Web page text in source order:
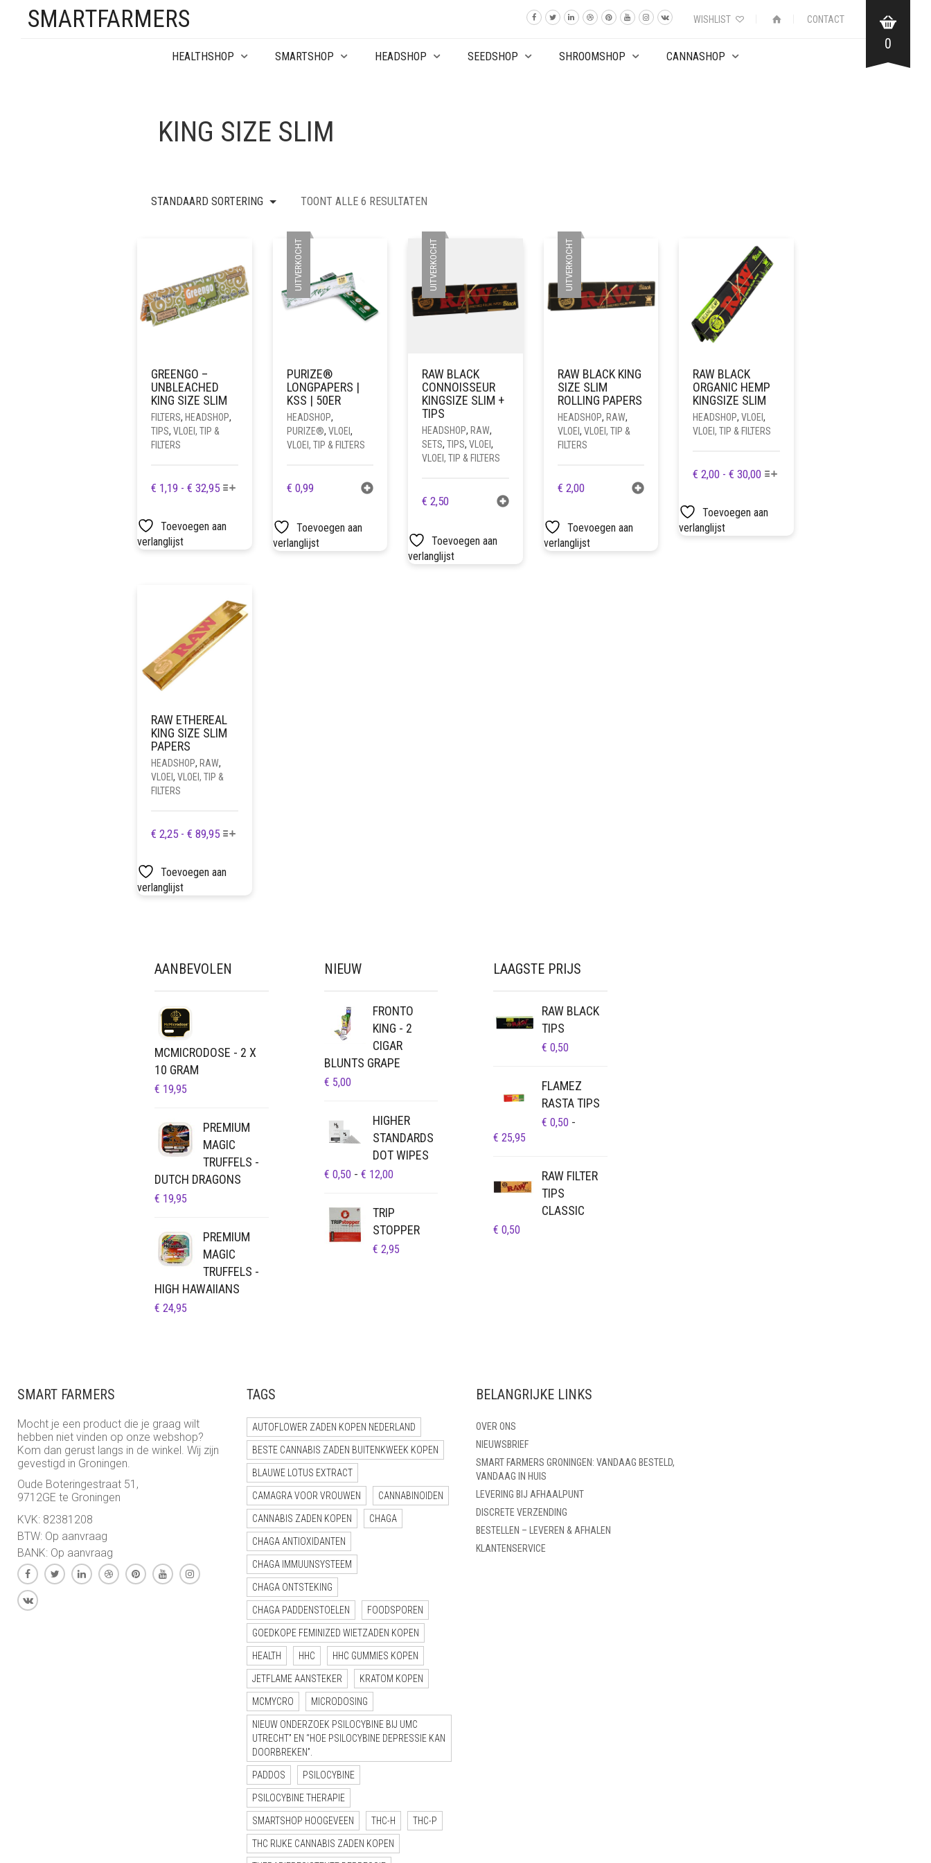
SMARTFARMERS WISHLIST CONTACT
0
HEALTHSHOP SMARTSHOP HEADSHOP SEEDSHOP SHROOMSHOP CANNASHOP
KING SIZE SLIM
STANDAARD SORTERING TOONT ALLE 6 RESULTATEN
GREENGO –
UNBLEACHED
KING SIZE SLIM
FILTERS, HEADSHOP,
TIPS, VLOEI, TIP &
FILTERS
€ 1,19 - € 32,95PRIJSKLASSE:
DIT
MEERDERE
VARIATIES.
GEKOZEN
WORDEN
OP
Toevoegen aan
verlanglijst
UITVERKOCHT
PURIZE®
LONGPAPERS |
KSS | 50ER
HEADSHOP,
PURIZE®, VLOEI,
VLOEI, TIP & FILTERS
€ 0,99
Toevoegen aan
verlanglijst
UITVERKOCHT
RAW BLACK
CONNOISSEUR
KINGSIZE SLIM +
TIPS
HEADSHOP,RAW,
SETS,TIPS,VLOEI,
VLOEI, TIP & FILTERS
€ 2,50
Toevoegen aan
verlanglijst
UITVERKOCHT
RAW BLACK KING
SIZE SLIM
ROLLING PAPERS
HEADSHOP, RAW,
VLOEI, VLOEI, TIP &
FILTERS
€ 2,00
Toevoegen aan
verlanglijst
RAW BLACK
ORGANIC HEMP
KINGSIZE SLIM
HEADSHOP,VLOEI,
VLOEI, TIP & FILTERS
€ 2,00 - € 30,00PRIJSKLASSE:
DIT
MEERDERE
VARIATIES.
Toevoegen aan
verlanglijst
RAW ETHEREAL
KING SIZE SLIM
PAPERS
HEADSHOP, RAW,
VLOEI , VLOEI, TIP &
FILTERS
€ 2,25 - € 89,95PRIJSKLASSE:
TOT
DIT
MEERDERE
VARIATIES.
WORDEN
Toevoegen aan
verlanglijst
AANBEVOLEN
MCMICRODOSE - 2 X
10 GRAM
€ 19,95
PREMIUM
MAGIC
TRUFFELS -
DUTCH DRAGONS
€ 19,95
PREMIUM
MAGIC
TRUFFELS -
HIGH HAWAIIANS
€ 24,95
NIEUW
FRONTO
KING - 2
CIGAR
BLUNTS GRAPE
€ 5,00
HIGHER
STANDARDS
DOT WIPES
€ 0,50 - € 12,00PRIJSKLASSE:
TRIP
STOPPER
€ 2,95
LAAGSTE PRIJS
RAW BLACK
TIPS
€ 0,50
FLAMEZ
RASTA TIPS
€ 0,50 -
€ 25,95
€ 25,95RAW FILTER
TIPS
CLASSIC
€ 0,50
SMART FARMERS
Mocht je een product die je graag wilt
hebben niet vinden op onze webshop?
Kom dan gerust langs in de winkel. Wij zijn
gevestigd in Groningen.
Oude Boteringestraat 51,
9712GE te Groningen
KVK: 82381208
BTW: Op aanvraag
BANK: Op aanvraag
TAGS
AUTOFLOWER ZADEN KOPEN NEDERLAND
BESTE CANNABIS ZADEN BUITENKWEEK KOPEN
BLAUWE LOTUS EXTRACT
CAMAGRA VOOR VROUWEN CANNABINOIDEN
CANNABIS ZADEN KOPEN CHAGA
CHAGA ANTIOXIDANTEN
CHAGA IMMUUNSYSTEEM
CHAGA ONTSTEKING
CHAGA PADDENSTOELEN FOODSPOREN
GOEDKOPE FEMINIZED WIETZADEN KOPEN
HEALTH HHC HHC GUMMIES KOPEN
JETFLAME AANSTEKER KRATOM KOPEN
MCMYCRO MICRODOSING
NIEUW ONDERZOEK PSILOCYBINE BIJ UMC
UTRECHT” EN “HOE PSILOCYBINE DEPRESSIE KAN
DOORBREKEN”.
PADDOS PSILOCYBINE
PSILOCYBINE THERAPIE
SMARTSHOP HOOGEVEEN THC-H THC-P
THC RIJKE CANNABIS ZADEN KOPEN
BELANGRIJKE LINKS
OVER ONS
NIEUWSBRIEF
SMART FARMERS GRONINGEN: VANDAAG BESTELD,
VANDAAG IN HUIS
LEVERING BIJ AFHAALPUNT
DISCRETE VERZENDING
BESTELLEN – LEVEREN & AFHALEN
KLANTENSERVICE